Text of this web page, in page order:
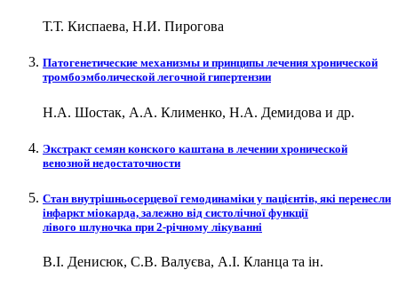
Т.Т. Киспаева, Н.И. Пирогова
Патогенетические механизмы и принципы лечения хронической
тромбоэмболической легочной гипертензии
Н.А. Шостак, А.А. Клименко, Н.А. Демидова и др.
Экстракт семян конского каштана в лечении хронической
венозной недостаточности
Стан внутрішньосерцевої гемодинаміки у пацієнтів, які перенесли
інфаркт міокарда, залежно від систолічної функції
лівого шлуночка при 2-річному лікуванні
В.І. Денисюк, С.В. Валуєва, А.І. Кланца та ін.